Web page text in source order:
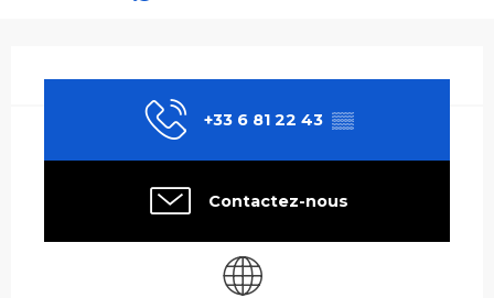
+33 6 81 22 43 ▒▒
Contactez-nous